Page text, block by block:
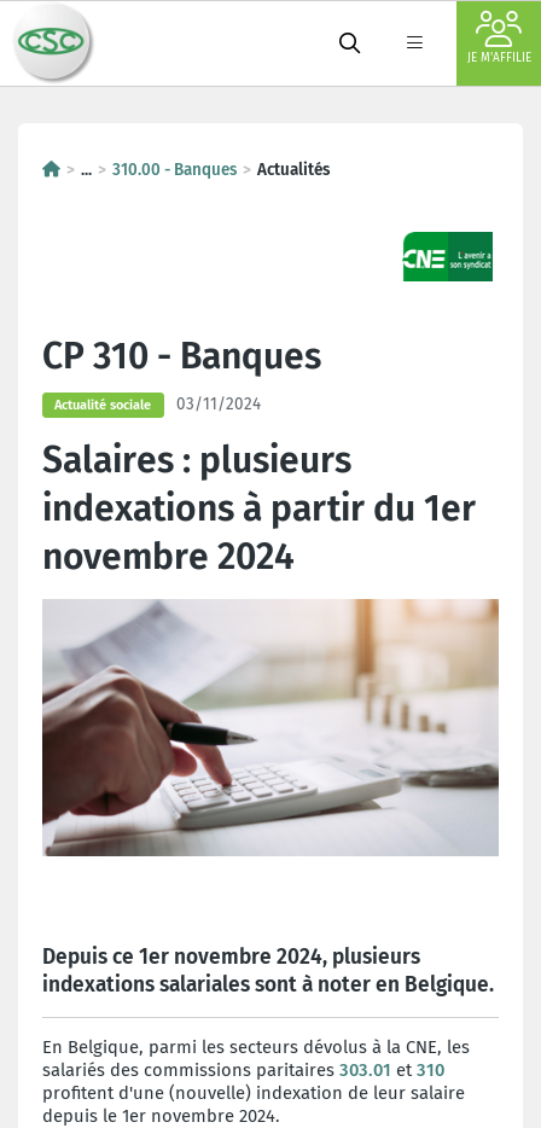
JE M'AFFILIE
... 310.00 - Banques Actualités
CP 310 - Banques
Actualité sociale 03/11/2024
Salaires : plusieurs
indexations à partir du 1er
novembre 2024
Depuis ce 1er novembre 2024, plusieurs
indexations salariales sont à noter en Belgique.
En Belgique, parmi les secteurs dévolus à la CNE, les
salariés des commissions paritaires 303.01 et 310
profitent d'une (nouvelle) indexation de leur salaire
depuis le 1er novembre 2024.